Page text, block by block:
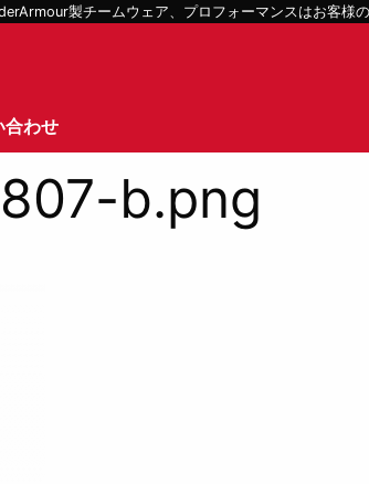
製チームウェア、プロフォーマンスはお客様
合わせ
b.png